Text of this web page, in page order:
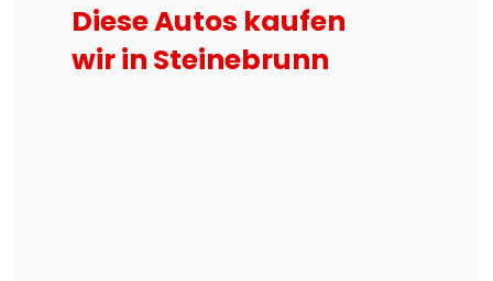
Diese Autos kaufen
wir in Steinebrunn